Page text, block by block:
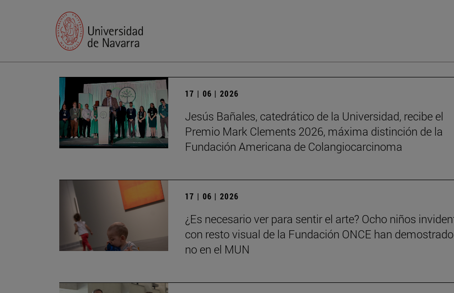
17 | 06 | 2026
Jesús Bañales, catedrático de la Universidad, recibe el
Premio Mark Clements 2026, máxima distinción de la
Fundación Americana de Colangiocarcinoma
17 | 06 | 2026
¿Es necesario ver para sentir el arte? Ocho niños
con resto visual de la Fundación ONCE han
no en el MUN